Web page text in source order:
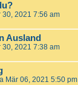
30, 2021 7:56 am
Ausland
30, 2021 7:38 am
Mär 06, 2021 5:50 pm